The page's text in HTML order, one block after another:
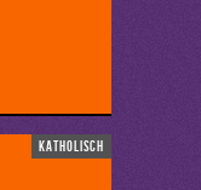
katholisch